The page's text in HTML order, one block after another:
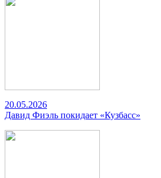
20.05.2026
Давид Фиэль покидает «Кузбасс»